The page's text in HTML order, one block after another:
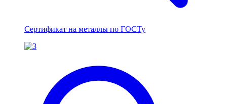
Сертификат на металлы по ГОСТу